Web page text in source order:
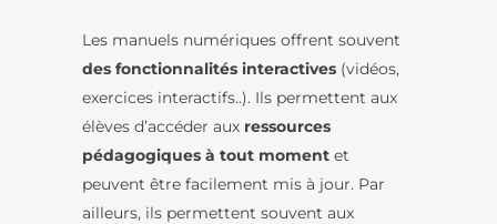
Les manuels numériques offrent souvent
des fonctionnalités interactives (vidéos,
exercices interactifs..). Ils permettent aux
élèves d’accéder aux ressources
pédagogiques à tout moment et
peuvent être facilement mis à jour. Par
ailleurs, ils permettent souvent aux